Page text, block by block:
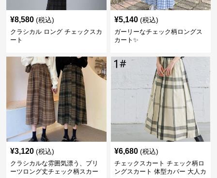
¥8,580 (税込)
クラシカル ロング チェックスカ
ート
¥5,140 (税込)
ガーリーなチェック柄ロングス
カート✨
¥3,120 (税込)
クラシカルな雰囲気漂う、プリ
ーツロング丈チェック柄スカー
¥6,680 (税込)
チェックスカート チェック柄ロ
ングスカート 体型カバー 大人カ